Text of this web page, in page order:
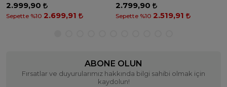
2.999,90
Sepette %10 2.699,91
2.799,90
Sepette %10 2.519,91
ABONE OLUN
Fırsatlar ve duyurularımız hakkında bilgi sahibi olmak için
kaydolun!